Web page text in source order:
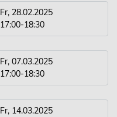
Fr, 28.02.2025
17:00-18:30
Fr, 07.03.2025
17:00-18:30
Fr, 14.03.2025